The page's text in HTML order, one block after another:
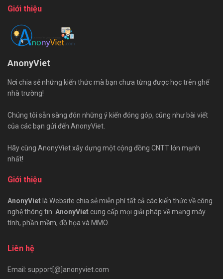
Giới thiệu
AnonyViet
Nơi chia sẻ những kiến thức mà bạn chưa từng được học trên ghế
nhà trường!
Chúng tôi sẵn sàng đón những ý kiến đóng góp, cũng như bài viết
của các bạn gửi đến AnonyViet.
Hãy cùng AnonyViet xây dựng một cộng đồng CNTT lớn mạnh
nhất!
Giới thiệu
AnonyVietlà Website chia sẻ miễn phí tất cả các kiến thức về công
nghệ thông tin. AnonyViet cung cấp mọi giải pháp về mạng máy
tính, phần mềm, đồ họa và MMO.
Liên hệ
Email: support[@]anonyviet.com